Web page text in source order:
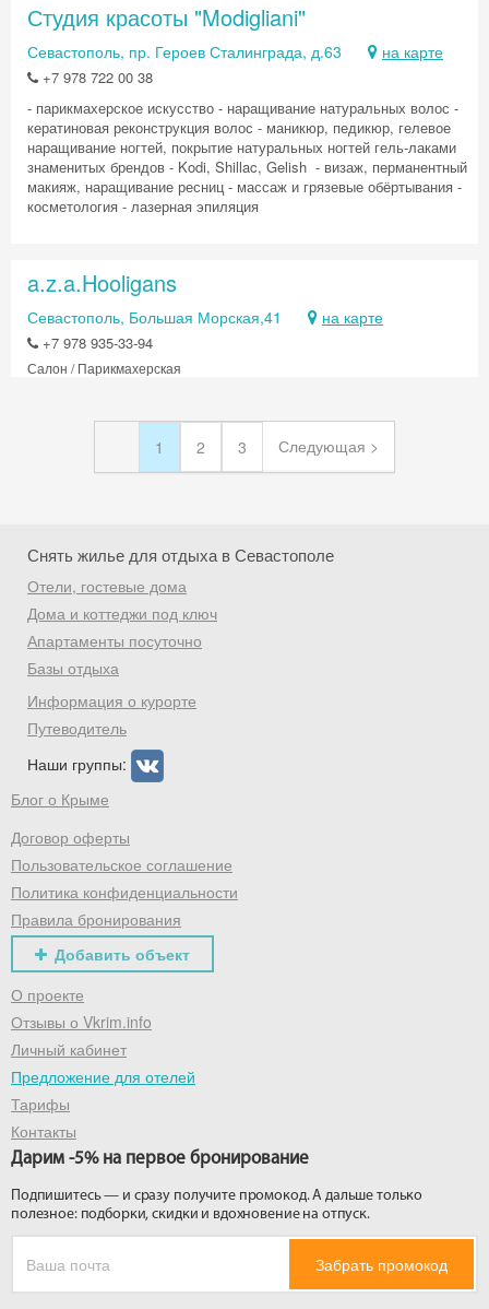
Студия красоты "Modigliani"
Севастополь, пр. Героев Сталинграда, д.63 на карте
+7 978 722 00 38
- парикмахерское искусство - наращивание натуральных волос -
кератиновая реконструкция волос - маникюр, педикюр, гелевое
наращивание ногтей, покрытие натуральных ногтей гель-лаками
знаменитых брендов - Kodi, Shillac, Gelish - визаж, перманентный
макияж, наращивание ресниц - массаж и грязевые обёртывания -
косметология - лазерная эпиляция
a.z.a.Hooligans
Севастополь, Большая Морская,41 на карте
+7 978 935-33-94
Салон / Парикмахерская
1 2 3 Следующая >
Снять жилье для отдыха в Севастополе
Отели, гостевые дома
Дома и коттеджи под ключ
Апартаменты посуточно
Базы отдыха
Информация о курорте
Путеводитель
Наши группы:
Блог о Крыме
Договор оферты
Пользовательское соглашение
Политика конфиденциальности
Правила бронирования
Добавить объект
О проекте
Отзывы о Vkrim.info
Личный кабинет
Предложение для отелей
Тарифы
Контакты
Дарим -5% на первое бронирование
Подпишитесь — и сразу получите промокод. А дальше только
полезное: подборки, скидки и вдохновение на отпуск.
Забрать промокод